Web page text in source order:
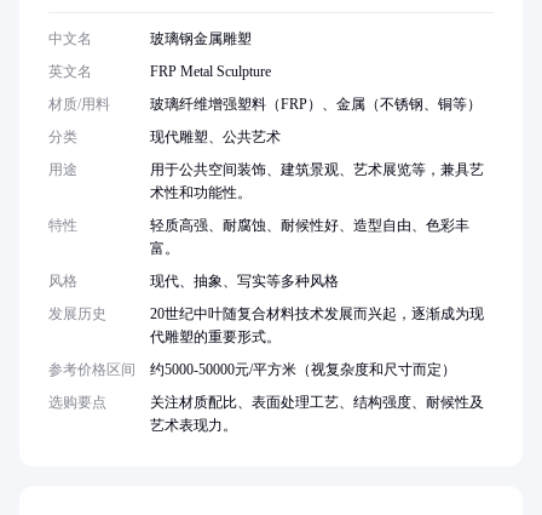
中文名
玻璃钢金属雕塑
英文名
FRP Metal Sculpture
材质/用料
玻璃纤维增强塑料（FRP）、金属（不锈钢、铜等）
分类
现代雕塑、公共艺术
用途
用于公共空间装饰、建筑景观、艺术展览等，兼具艺
术性和功能性。
特性
轻质高强、耐腐蚀、耐候性好、造型自由、色彩丰
富。
风格
现代、抽象、写实等多种风格
发展历史
20世纪中叶随复合材料技术发展而兴起，逐渐成为现
代雕塑的重要形式。
参考价格区间
约5000-50000元/平方米（视复杂度和尺寸而定）
选购要点
关注材质配比、表面处理工艺、结构强度、耐候性及
艺术表现力。